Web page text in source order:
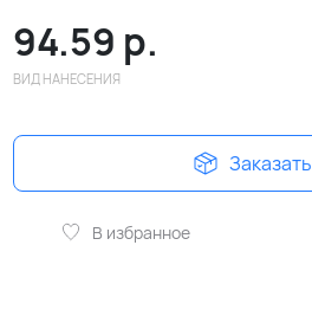
94.59 р.
ВИД НАНЕСЕНИЯ
Заказать
В избранное